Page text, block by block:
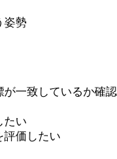
姿勢
一致しているか確認
たい
評価したい